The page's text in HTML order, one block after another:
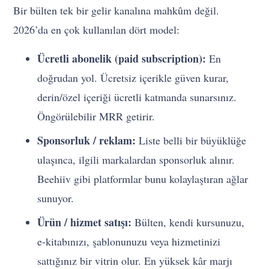
Bir bülten tek bir gelir kanalına mahkûm değil.
2026’da en çok kullanılan dört model:
Ücretli abonelik (paid subscription): En
doğrudan yol. Ücretsiz içerikle güven kurar,
derin/özel içeriği ücretli katmanda sunarsınız.
Öngörülebilir MRR getirir.
Sponsorluk / reklam: Liste belli bir büyüklüğe
ulaşınca, ilgili markalardan sponsorluk alınır.
Beehiiv gibi platformlar bunu kolaylaştıran ağlar
sunuyor.
Ürün / hizmet satışı: Bülten, kendi kursunuzu,
e-kitabınızı, şablonunuzu veya hizmetinizi
sattığınız bir vitrin olur. En yüksek kâr marjı